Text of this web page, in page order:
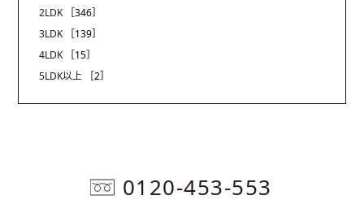
2LDK
［346］
3LDK
［139］
4LDK
［15］
5LDK以上
［2］
0120-453-553